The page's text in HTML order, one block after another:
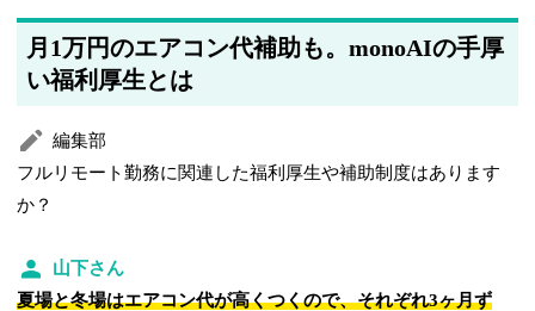
月1万円のエアコン代補助も。monoAIの手厚
い福利厚生とは
編集部
フルリモート勤務に関連した福利厚生や補助制度はあります
か？
山下さん
夏場と冬場はエアコン代が高くつくので、それぞれ3ヶ月ず